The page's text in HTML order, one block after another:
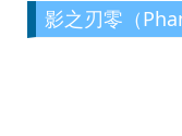
影之刃零（